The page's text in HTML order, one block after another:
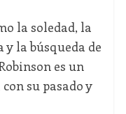
la soledad, la
la búsqueda de
es un
su pasado y